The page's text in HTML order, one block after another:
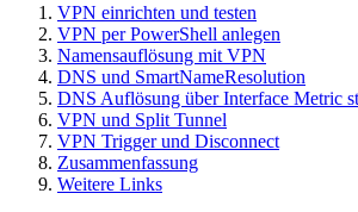
VPN einrichten und testen
VPN per PowerShell anlegen
Namensauflösung mit VPN
DNS und SmartNameResolution
DNS Auflösung über Interface Metric
VPN und Split Tunnel
VPN Trigger und Disconnect
Zusammenfassung
Weitere Links